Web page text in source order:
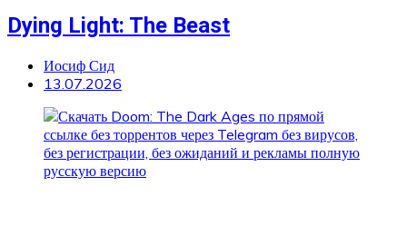
Dying Light: The Beast
Иосиф Сид
13.07.2026